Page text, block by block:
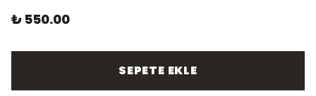
₺ 550.00
SEPETE EKLE